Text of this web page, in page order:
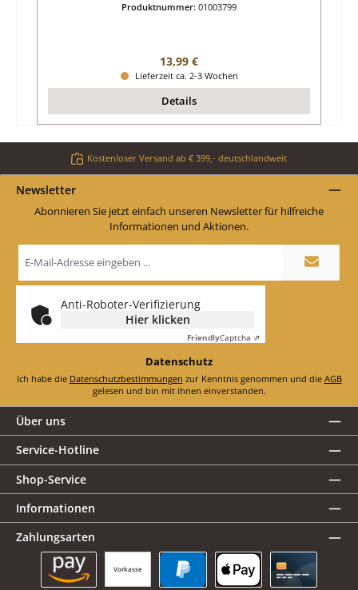
Produktnummer: 01003799
Regulärer Preis:
13,99 €
Lieferzeit ca. 2-3 Wochen
Details
Kostenloser Versand ab € 399,- deutschlandweit
Newsletter
Abonnieren Sie jetzt einfach unseren Newsletter für hilfreiche
Informationen und Aktionen.
E-
Mail-
*
Anti-Roboter-Verifizierung
Hier klicken
FriendlyCaptcha ⇗
Datenschutz
Ich habe die Datenschutzbestimmungen zur Kenntnis genommen und die AGB
gelesen und bin mit ihnen einverstanden.
Über uns
Service-Hotline
Shop-Service
Informationen
Zahlungsarten
Vorkasse